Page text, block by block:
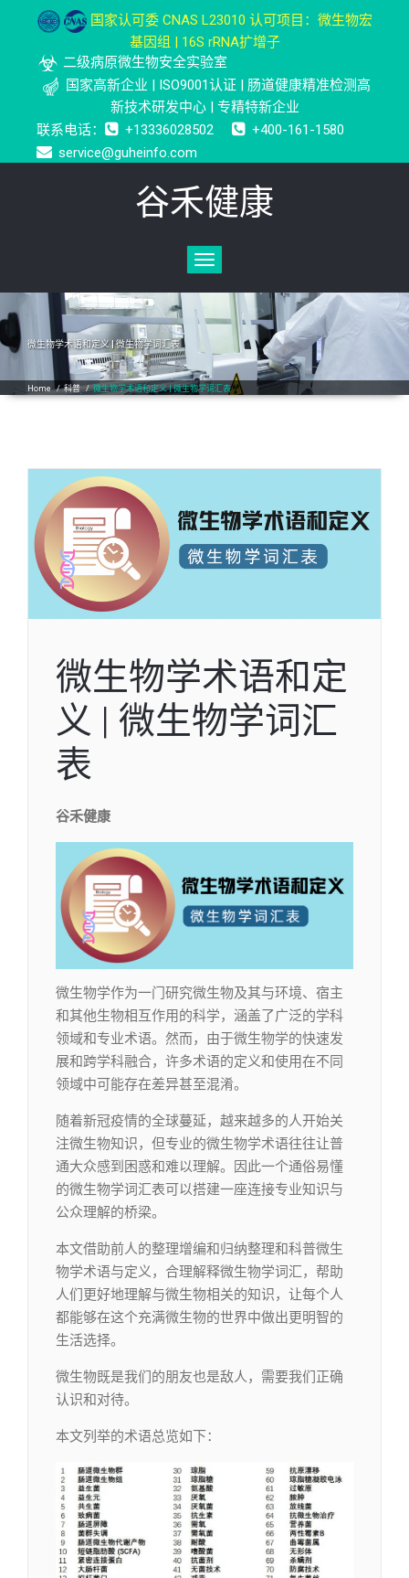
国家认可委 CNAS L23010 认可项目：微生物宏
基因组 | 16S rRNA扩增子
二级病原微生物安全实验室
国家高新企业 | ISO9001认证 | 肠道健康精准检测高
新技术研发中心 | 专精特新企业
联系电话：
+13336028502
+400-161-1580
service@guheinfo.com
谷禾健康
Toggle
navigation
微生物学术语和定义 | 微生物学词汇表
Home/科普/微生物学术语和定义 | 微生物学词汇表
微生物学术语和定
义 | 微生物学词汇
表
谷禾健康
微生物学作为一门研究微生物及其与环境、宿主
和其他生物相互作用的科学，涵盖了广泛的学科
领域和专业术语。然而，由于微生物学的快速发
展和跨学科融合，许多术语的定义和使用在不同
领域中可能存在差异甚至混淆。
随着新冠疫情的全球蔓延，越来越多的人开始关
注微生物知识，但专业的微生物学术语往往让普
通大众感到困惑和难以理解。因此一个通俗易懂
的微生物学词汇表可以搭建一座连接专业知识与
公众理解的桥梁。
本文借助前人的整理增编和归纳整理和科普微生
物学术语与定义，合理解释微生物学词汇，帮助
人们更好地理解与微生物相关的知识，让每个人
都能够在这个充满微生物的世界中做出更明智的
生活选择。
微生物既是我们的朋友也是敌人，需要我们正确
认识和对待。
本文列举的术语总览如下：